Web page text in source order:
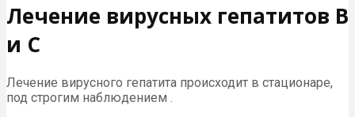
Лечение вирусных гепатитов В
и С
Лечение вирусного гепатита происходит в стационаре,
под строгим наблюдением .